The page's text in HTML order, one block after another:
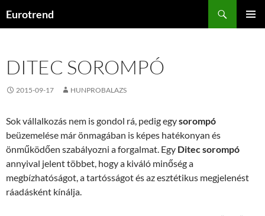
Eurotrend
DITEC SOROMPÓ
2015-09-17 HUNPROBALAZS
Sok vállalkozás nem is gondol rá, pedig egysorompó
beüzemelése már önmagában is képes hatékonyan és
önműködően szabályozni a forgalmat. Egy Ditec sorompó
annyival jelent többet, hogy a kiváló minőség a
megbízhatóságot, a tartósságot és az esztétikus megjelenést
ráadásként kínálja.